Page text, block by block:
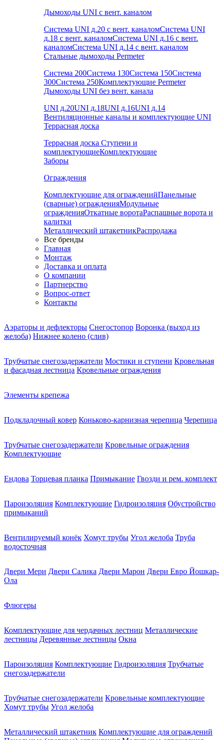
Дымоходы UNI с вент. каналом
Система UNI д.20 с вент. каналомСистема UNI
д.18 с вент. каналомСистема UNI д.16 с вент.
каналомСистема UNI д.14 с вент. каналом
Стальные дымоходы Permeter
Система 200Система 130Система 150Система
300Система 250Комплектующие Permeter
Дымоходы UNI без вент. канала
UNI д.20UNI д.18UNI д.16UNI д.14
Вентиляционные каналы и комплектующие UNI
Террасная доска
Террасная доска Ступени и
комплектующиеКомплектующие
Заборы
Ограждения
Комплектующие для огражденийПанельные
(сварные) огражденияМодульные
огражденияОткатные воротаРаспашные ворота и
калитки
Металлический штакетникРаспродажа
Все бренды
Главная
Монтаж
Доставка и оплата
О компании
Партнерство
Вопрос-ответ
Контакты
Аэраторы и дефлекторы Снегостопор Воронка (выход из
желоба) Нижнее колено (слив)
Трубчатые снегозадержатели Мостики и ступени Кровельная
и фасадная лестница Кровельные ограждения
Элементы крепежа
Подкладочный ковер Коньково-карнизная черепица Черепица
Трубчатые снегозадержатели Кровельные ограждения
Комплектующие
Ендова Торцевая планка Примыкание Гвозди и рем. комплект
Пароизоляция Комплектующие Гидроизоляция Обустройство
примыканий
Вентилируемый конёк Хомут трубы Угол желоба Труба
водосточная
Двери Мери Двери Салика Двери Марон Двери Евро Йошкар-
Ола
Флюгеры
Комплектующие для чердачных лестниц Металлические
лестницы Деревянные лестницы Окна
Пароизоляция Комплектующие Гидроизоляция Трубчатые
снегозадержатели
Трубчатые снегозадержатели Кровельные комплектующие
Хомут трубы Угол желоба
Металлический штакетник Комплектующие для ограждений